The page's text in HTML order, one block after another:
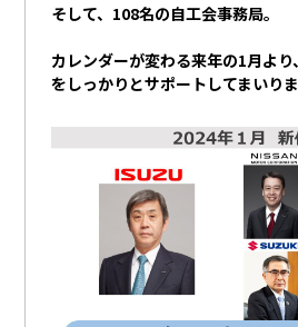
そして、 108名の自工会事務局。
カレンダーが変わる来年の1月よ
をしっかりとサポートしてまいりま